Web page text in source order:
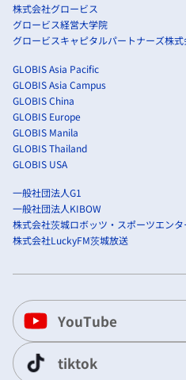
株式会社グロービス
グロービス経営大学院
グロービスキャピタルパートナーズ株
GLOBIS Asia Pacific
GLOBIS Asia Campus
GLOBIS China
GLOBIS Europe
GLOBIS Manila
GLOBIS Thailand
GLOBIS USA
一般社団法人G1
一般社団法人KIBOW
株式会社茨城ロボッツ・スポーツエン
株式会社LuckyFM茨城放送
YouTube
tiktok